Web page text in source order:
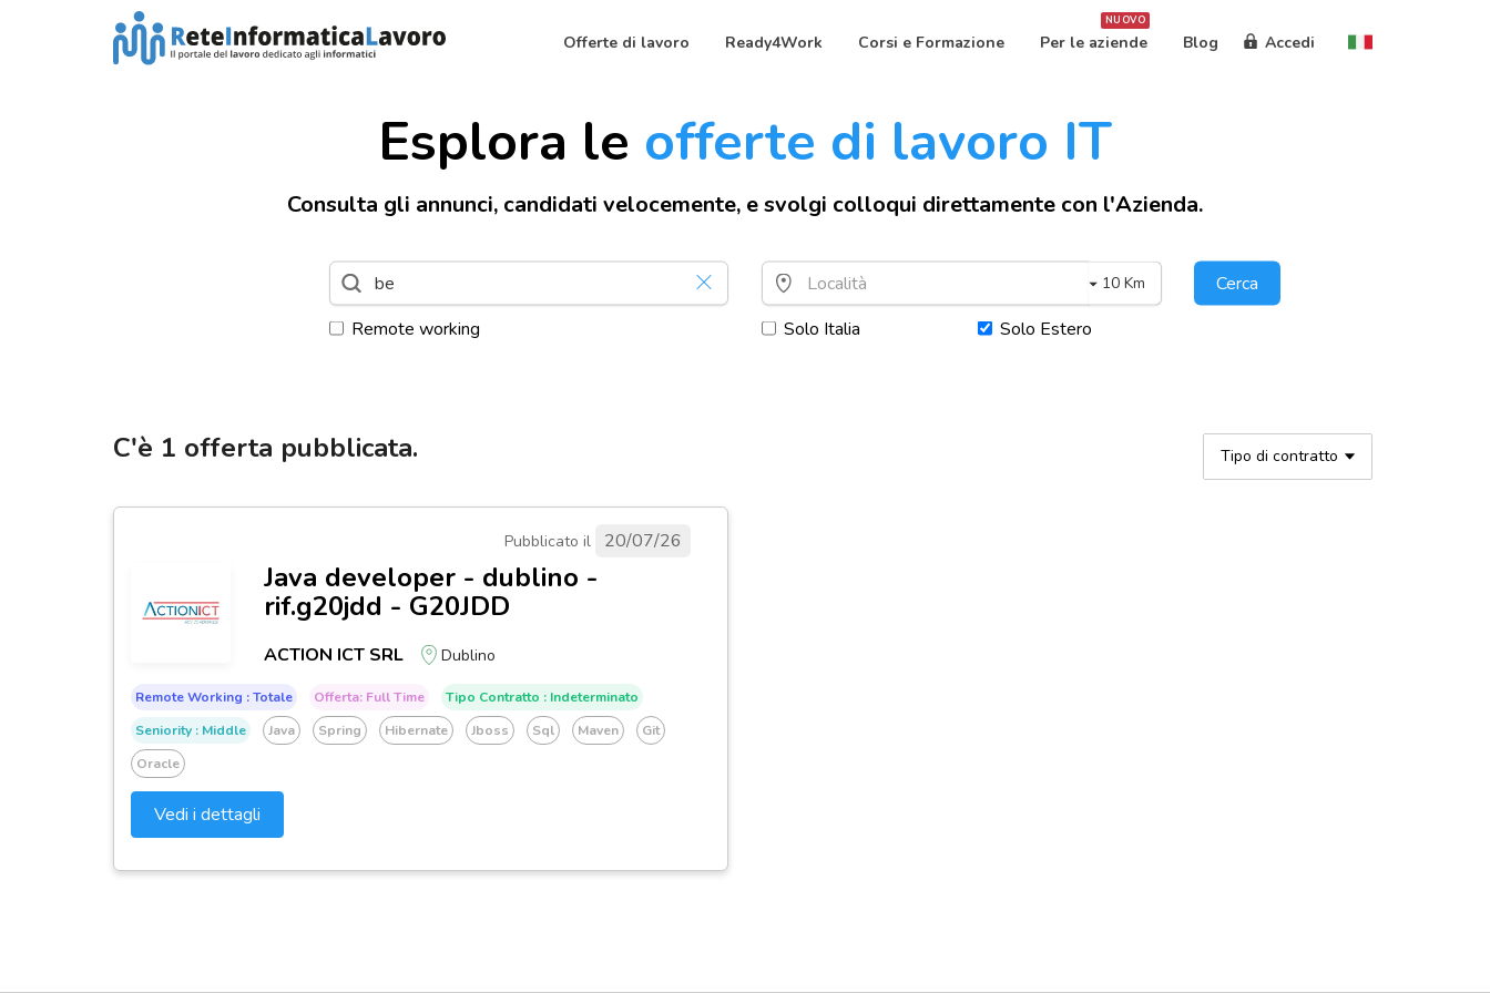
Offerte di lavoro Ready4Work Corsi e Formazione
NUOVO
Per le aziende Blog Accedi
Esplora le offerte di lavoro IT
Consulta gli annunci, candidati velocemente, e svolgi colloqui direttamente con l'Azienda.
10 Km
Cerca
Remote working
Solo Italia Solo Estero
C'è 1 offerta pubblicata. Tipo di contratto
Pubblicato il 20/07/26
Java developer - dublino -
rif.g20jdd - G20JDD
ACTION ICT SRL Dublino
Remote Working : Totale Offerta: Full Time
Tipo Contratto : Indeterminato
Seniority : Middle
Java Spring Hibernate Jboss Sql Maven
Git
Oracle
Vedi i dettagli